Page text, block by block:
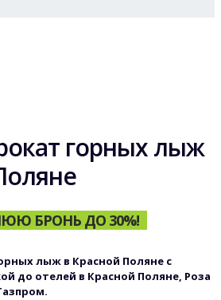
горных лыж
БРОНЬ ДО 30%!
лыж в Красной Поляне с
до отелей в Красной Поляне, Роза